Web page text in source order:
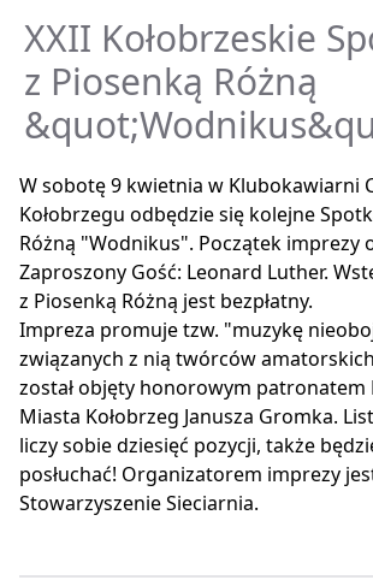
XXII Kołobrzeskie
z Piosenką Różną
W sobotę 9 kwietnia w Klubokawiarni
Kołobrzegu odbędzie się kolejne
Różną "Wodnikus". Początek imprezy
Zaproszony Gość: Leonard Luther.
z Piosenką Różną jest bezpłatny.
Impreza promuje tzw. "muzykę
związanych z nią twórców
został objęty honorowym patronatem
Miasta Kołobrzeg Janusza Gromka.
liczy sobie dziesięć pozycji, także
posłuchać! Organizatorem imprezy
Stowarzyszenie Sieciarnia.